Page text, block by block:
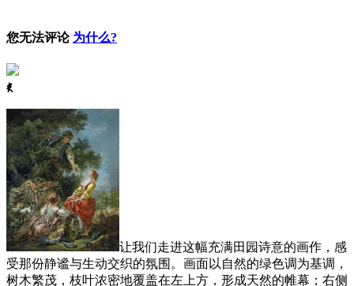
您无法评论 为什么?
ꈅ
让我们走进这幅充满田园诗意的画作，感
受那份静谧与生动交织的氛围。画面以自然的绿色调为基调，
树木繁茂，枝叶浓密地覆盖在左上方，形成天然的帷幕；右侧